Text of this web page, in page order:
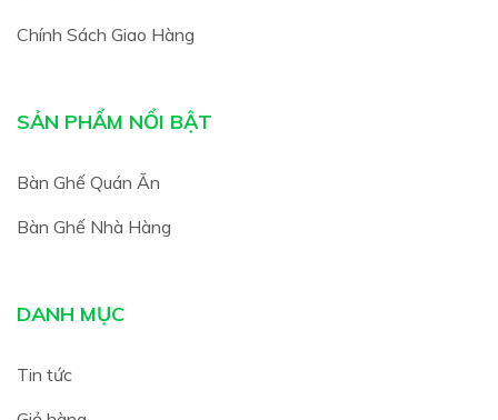
Chính Sách Giao Hàng
SẢN PHẨM NỔI BẬT
Bàn Ghế Quán Ăn
Bàn Ghế Nhà Hàng
DANH MỤC
Tin tức